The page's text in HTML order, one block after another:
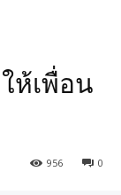
ห้เพื่อน
0
956